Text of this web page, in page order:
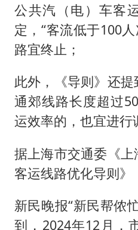
公共汽（电）车客
定，“客流低于100
路宜终止；
此外，《导则》还
通郊线路长度超过
运效率的，也宜进行
据上海市交通委《
客运线路优化导则》
新民晚报“新民帮侬
到，2024年12月，